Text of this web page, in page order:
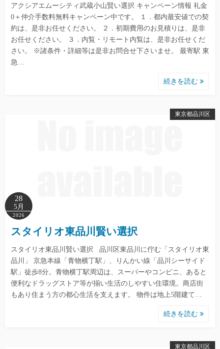
アクシアエムーシティ武蔵小山賢い選択 キャンペーン情報 礼金
0＋仲介手数料無料キャンペーン中です。 １．都内最安値での契
約は、是非お任せください。 ２．初期費用のお見積りは、是非
お任せください。 ３．内覧・リモート内覧は、是非お任せくだ
さい。 ※諸条件・詳細等は是非お問合せ下さいませ。 最寄駅 東
急…
続きを読む
東京都品川区
28
5月
2026
スタイリオ東品川賢い選択
スタイリオ東品川賢い選択 品川区東品川に佇む「スタイリオ東
品川」 京急本線「青物横丁駅」、りんかい線「品川シーサイド
駅」徒歩8分。青物横丁駅周辺は、スーパーやコンビニ、あると
便利なドラッグストア等が揃い生活のしやすい住環境。商店街
もあり住まう方の都心生活を支えます。 物件は地上5階建て…
続きを読む
東京都品川区